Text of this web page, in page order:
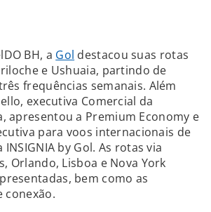
BH, a Gol destacou suas rotas
e Ushuaia, partindo de
frequências semanais. Além
executiva Comercial da
apresentou a Premium Economy e
para voos internacionais de
by Gol. As rotas via
Orlando, Lisboa e Nova York
bem como as
conexão.